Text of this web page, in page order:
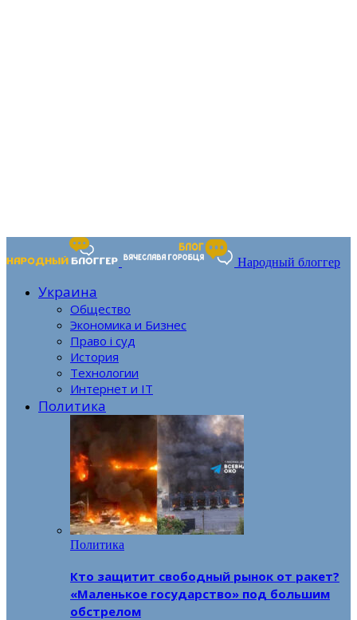
Народный блоггер
Украина
Общество
Экономика и Бизнес
Право і суд
История
Технологии
Интернет и IT
Политика
Политика
Кто защитит свободный рынок от ракет?
«Маленькое государство» под большим
обстрелом